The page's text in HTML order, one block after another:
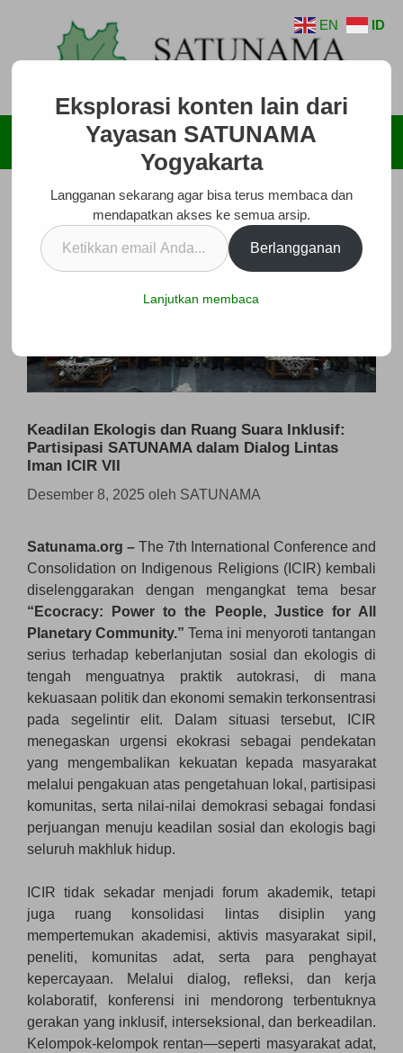
Menu
Keadilan Ekologis dan Ruang Suara Inklusif:
Partisipasi SATUNAMA dalam Dialog Lintas
Iman ICIR VII
Desember 8, 2025 oleh SATUNAMA
Satunama.org – The 7th International Conference and
Consolidation on Indigenous Religions (ICIR) kembali
diselenggarakan dengan mengangkat tema besar
“Ecocracy: Power to the People, Justice for All
Planetary Community.” Tema ini menyoroti tantangan
serius terhadap keberlanjutan sosial dan ekologis di
tengah menguatnya praktik autokrasi, di mana
kekuasaan politik dan ekonomi semakin terkonsentrasi
pada segelintir elit. Dalam situasi tersebut, ICIR
menegaskan urgensi ekokrasi sebagai pendekatan
yang mengembalikan kekuatan kepada masyarakat
melalui pengakuan atas pengetahuan lokal, partisipasi
komunitas, serta nilai-nilai demokrasi sebagai fondasi
perjuangan menuju keadilan sosial dan ekologis bagi
seluruh makhluk hidup.
ICIR tidak sekadar menjadi forum akademik, tetapi
juga ruang konsolidasi lintas disiplin yang
mempertemukan akademisi, aktivis masyarakat sipil,
peneliti, komunitas adat, serta para penghayat
kepercayaan. Melalui dialog, refleksi, dan kerja
kolaboratif, konferensi ini mendorong terbentuknya
gerakan yang inklusif, interseksional, dan berkeadilan.
Kelompok-kelompok rentan—seperti masyarakat adat,
EN ID
Eksplorasi konten lain dari
Yayasan SATUNAMA
Yogyakarta
Langganan sekarang agar bisa terus membaca dan
mendapatkan akses ke semua arsip.
Ketikkan
email
Berlangganan
Lanjutkan membaca